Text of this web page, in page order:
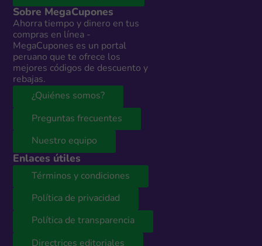
Sobre MegaCupones
Ahorra tiempo y dinero en tus
compras en línea -
MegaCupones es un portal
peruano que te ofrece los
mejores códigos de descuento y
rebajas.
¿Quiénes somos?
Preguntas frecuentes
Nuestro equipo
Enlaces útiles
Términos y condiciones
Política de privacidad
Política de transparencia
Directrices editoriales